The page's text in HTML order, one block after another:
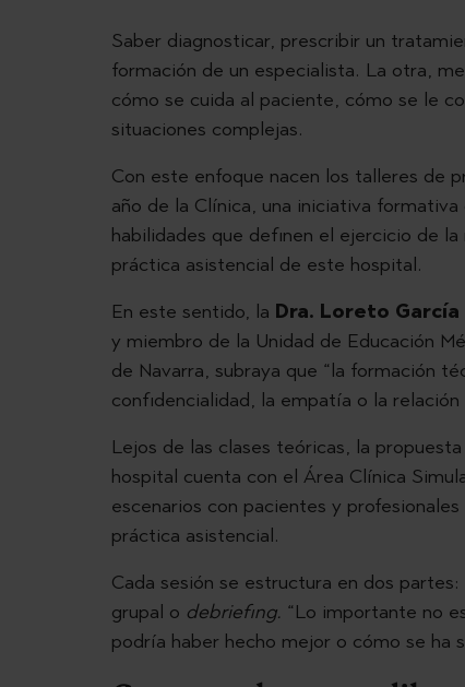
Saber diagnosticar, prescribir un
formación de un especialista. La otra,
cómo se cuida al paciente, cómo se le
situaciones complejas.
Con este enfoque nacen los talleres de
año de la Clínica, una iniciativa
habilidades que definen el ejercicio de
práctica asistencial de este hospital.
En este sentido, la Dra. Loreto
y miembro de la Unidad de Educación
de Navarra, subraya que “la formación
confidencialidad, la empatía o la
Lejos de las clases teóricas, la
hospital cuenta con el Área Clínica
escenarios con pacientes y
práctica asistencial.
Cada sesión se estructura en dos
grupal o debriefing. “Lo importante no
podría haber hecho mejor o cómo se ha